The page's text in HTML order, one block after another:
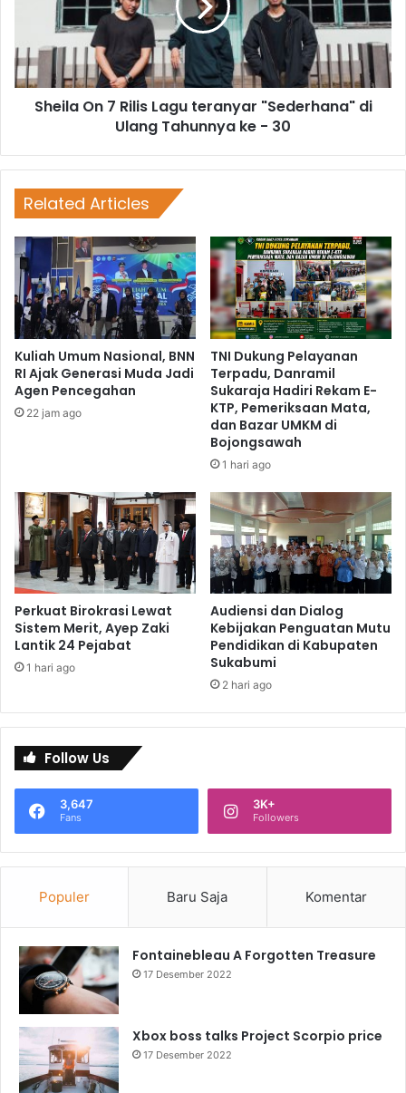
Sheila On 7 Rilis Lagu teranyar "Sederhana" di
Ulang Tahunnya ke - 30
Related Articles
Kuliah Umum Nasional, BNN
RI Ajak Generasi Muda Jadi
Agen Pencegahan
22 jam ago
TNI Dukung Pelayanan
Terpadu, Danramil
Sukaraja Hadiri Rekam E-
KTP, Pemeriksaan Mata,
dan Bazar UMKM di
Bojongsawah
1 hari ago
Perkuat Birokrasi Lewat
Sistem Merit, Ayep Zaki
Lantik 24 Pejabat
1 hari ago
Audiensi dan Dialog
Kebijakan Penguatan Mutu
Pendidikan di Kabupaten
Sukabumi
2 hari ago
Follow Us
3,647
Fans
3K+
Followers
Populer Baru Saja Komentar
Fontainebleau A Forgotten Treasure
17 Desember 2022
Xbox boss talks Project Scorpio price
17 Desember 2022